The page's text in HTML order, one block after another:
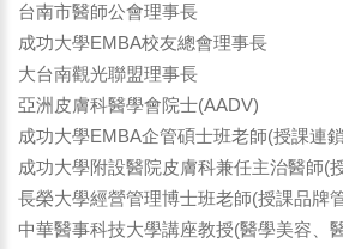
台南市醫師公會理事長
成功大學EMBA校友總會理事長
大台南觀光聯盟理事長
亞洲皮膚科醫學會院士(AADV)
成功大學EMBA企管碩士班老師(授課連
成功大學附設醫院皮膚科兼任主治醫師(
長榮大學經營管理博士班老師(授課品牌
中華醫事科技大學講座教授(醫學美容、